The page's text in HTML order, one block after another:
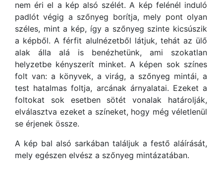
nem éri el a kép alsó szélét. A kép felénél induló
padlót végig a szőnyeg borítja, mely pont olyan
széles, mint a kép, így a szőnyeg szinte kicsúszik
a képből. A férfit alulnézetből látjuk, tehát az ülő
alak álla alá is benézhetünk, ami szokatlan
helyzetbe kényszerít minket. A képen sok színes
folt van: a könyvek, a virág, a szőnyeg mintái, a
test hatalmas foltja, arcának árnyalatai. Ezeket a
foltokat sok esetben sötét vonalak határolják,
elválasztva ezeket a színeket, hogy még véletlenül
se érjenek össze.
A kép bal alsó sarkában találjuk a festő aláírását,
mely egészen elvész a szőnyeg mintázatában.